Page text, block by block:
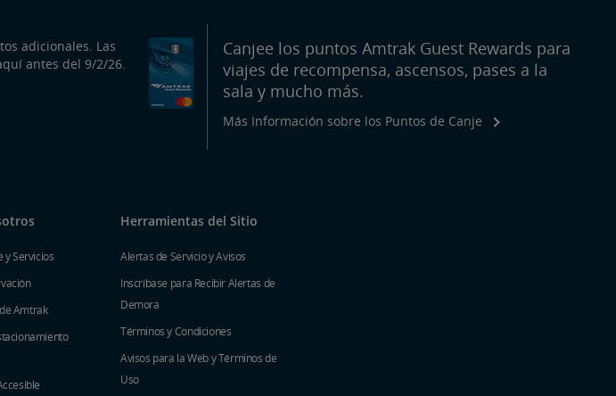
adicionales. Las
antes del 9/2/26.
Canjee los puntos Amtrak Guest Rewards para
viajes de recompensa, ascensos, pases a la
sala y mucho más.
Más Información sobre los Puntos de Canje
y Servicios
Amtrak
Herramientas del Sitio
Alertas de Servicio y Avisos
Inscríbase para Recibir Alertas de
Demora
Términos y Condiciones
Avisos para la Web y Términos de
Uso